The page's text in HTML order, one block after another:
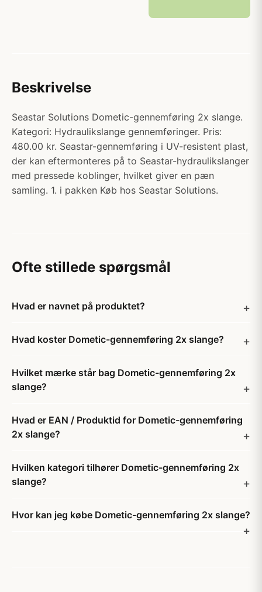
Beskrivelse
Seastar Solutions Dometic-gennemføring 2x slange.
Kategori: Hydraulikslange gennemføringer. Pris:
480.00 kr. Seastar-gennemføring i UV-resistent plast,
der kan eftermonteres på to Seastar-hydraulikslanger
med pressede koblinger, hvilket giver en pæn
samling. 1. i pakken Køb hos Seastar Solutions.
Ofte stillede spørgsmål
Hvad er navnet på produktet?
Hvad koster Dometic-gennemføring 2x slange?
Hvilket mærke står bag Dometic-gennemføring 2x
slange?
Hvad er EAN / Produktid for Dometic-gennemføring
2x slange?
Hvilken kategori tilhører Dometic-gennemføring 2x
slange?
Hvor kan jeg købe Dometic-gennemføring 2x slange?